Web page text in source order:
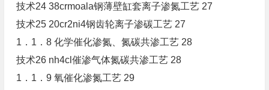
技术24 38crmoala钢薄壁缸套离子渗氮工艺 27
技术25 20cr2ni4钢齿轮离子渗碳工艺 27
1．1．8 化学催化渗氮、氮碳共渗工艺 28
技术26 nh4cl催渗气体氮碳共渗工艺 28
1．1．9 氧催化渗氮工艺 29